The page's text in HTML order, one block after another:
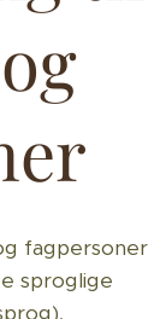
fagpersoner
sproglige